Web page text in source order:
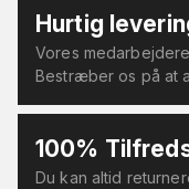
Hurtig
Vores
Bestræber os på at
100%
Du kan altid